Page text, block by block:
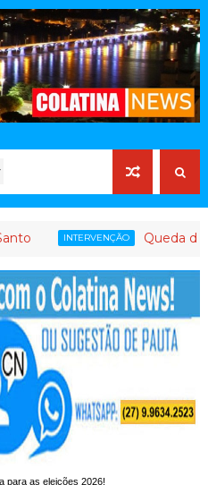
INTERVENÇÃO Queda de ministro